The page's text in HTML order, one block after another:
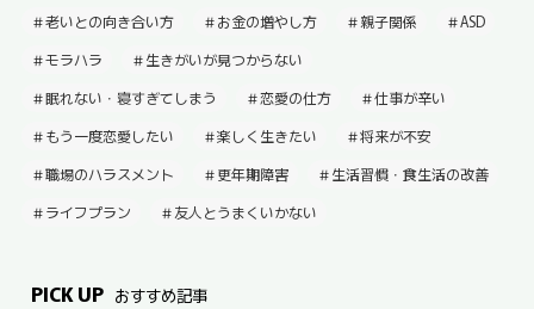
老いとの向き合い方
お金の増やし方 親子関係
ASD
モラハラ
生きがいが見つからない
眠れない・寝すぎてしまう
恋愛の仕方
仕事が辛い
もう一度恋愛したい
楽しく生きたい
将来が不安
職場のハラスメント
更年期障害
生活習慣・食生活の改善
ライフプラン
友人とうまくいかない
PICK UP おすすめ記事